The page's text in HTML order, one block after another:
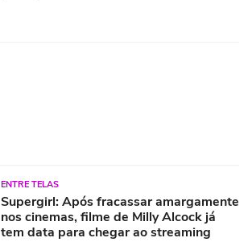
ENTRE TELAS
Supergirl: Após fracassar amargamente
nos cinemas, filme de Milly Alcock já
tem data para chegar ao streaming